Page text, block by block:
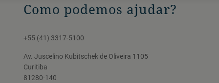
Como podemos ajudar?
+55 (41) 3317-5100
Av. Juscelino Kubitschek de Oliveira 1105
Curitiba
81280-140